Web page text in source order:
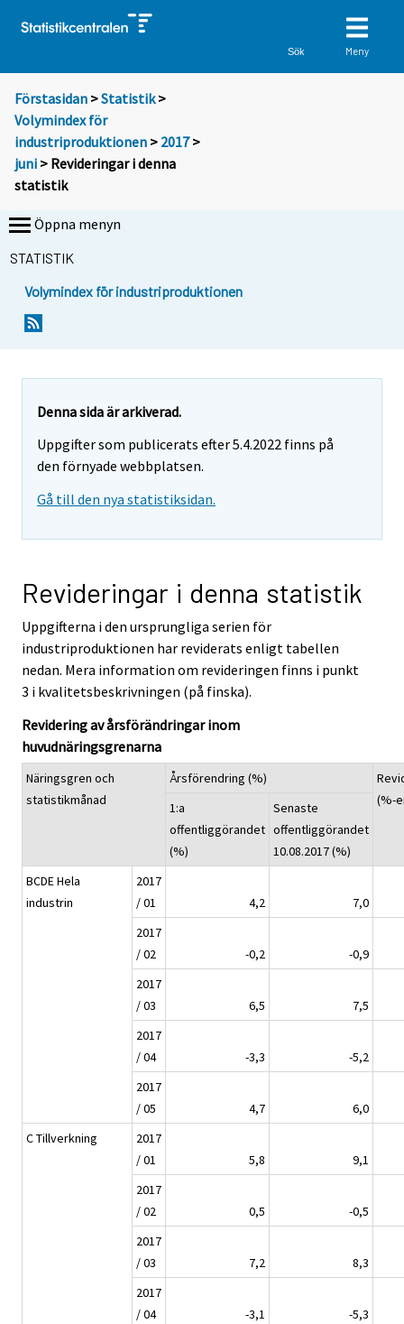
Sök Meny
Förstasidan >Statistik >
Volymindex för
industriproduktionen > 2017>
juni > Revideringar i denna
statistik
Öppna menyn
STATISTIK
Volymindex för industriproduktionen
Denna sida är arkiverad.
Uppgifter som publicerats efter 5.4.2022 finns på
den förnyade webbplatsen.
Gå till den nya statistiksidan.
Revideringar i denna statistik
Uppgifterna i den ursprungliga serien för
industriproduktionen har reviderats enligt tabellen
nedan. Mera information om revideringen finns i punkt
3 i kvalitetsbeskrivningen (på finska).
Revidering av årsförändringar inom
huvudnäringsgrenarna
Näringsgren och
statistikmånad
Årsförendring (%)
(%-
1:a
offentliggörandet
(%)
Senaste
offentliggörandet
10.08.2017 (%)
BCDE Hela
industrin
2017
/ 01
4,2
7,0
2017
/ 02
-0,2
-0,9
2017
/ 03
6,5
7,5
2017
/ 04
-3,3
-5,2
2017
/ 05
4,7
6,0
C Tillverkning
2017
/ 01
5,8
9,1
2017
/ 02
0,5
-0,5
2017
/ 03
7,2
8,3
2017
/ 04
-3,1
-5,3